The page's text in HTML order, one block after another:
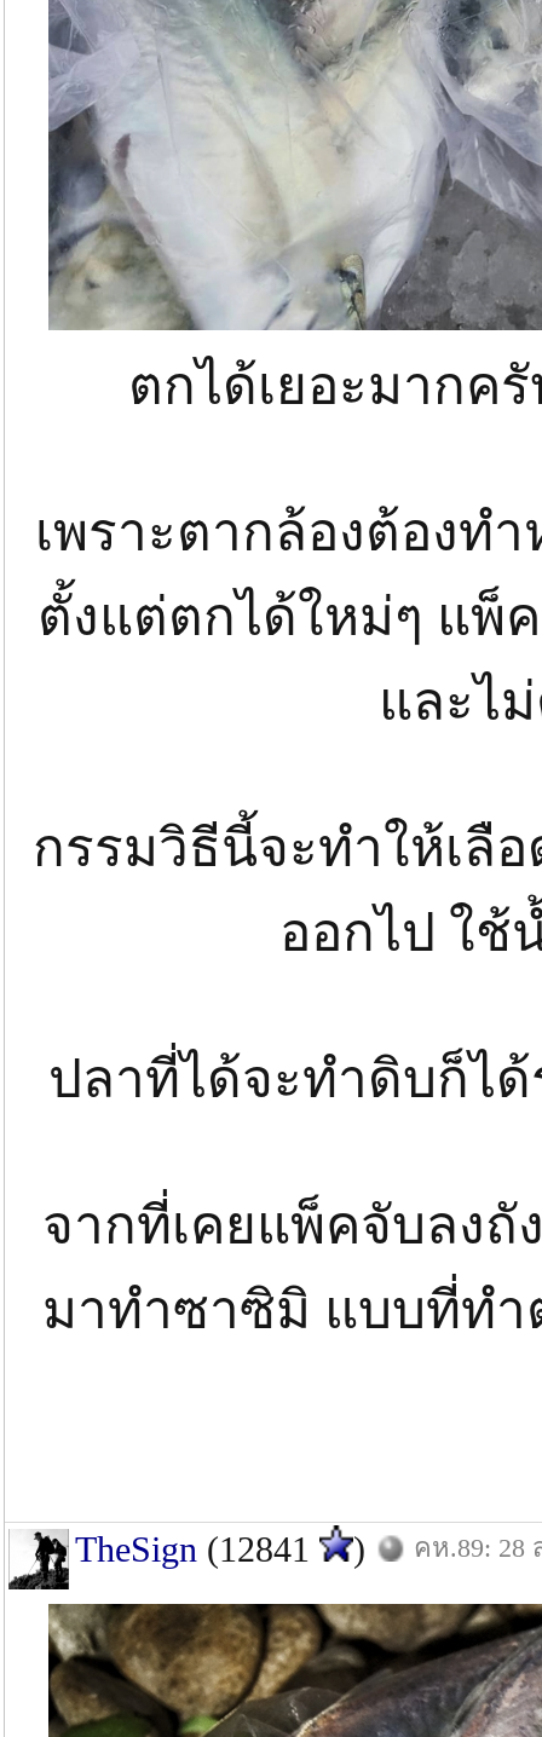
ตกได้เยอะมากค
เพราะตากล้องต้องท
ตั้งแต่ตกได้ใหม่ๆ แพ็
และไ
กรรมวิธีนี้จะทำให้เลื
ออกไป ใช้
ปลาที่ได้จะทำดิบก็ไ
จากที่เคยแพ็คจับลง
มาทำซาซิมิ แบบที่ท
TheSign (12841 ) คห.89: 28